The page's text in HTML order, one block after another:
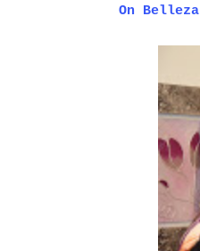
On Belleza